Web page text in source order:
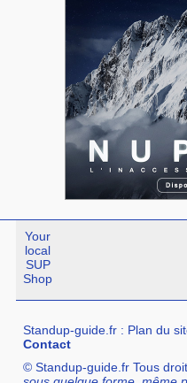
Your
local
SUP
Shop
Standup-guide.fr : Plan du
Contact
© Standup-guide.fr Tous